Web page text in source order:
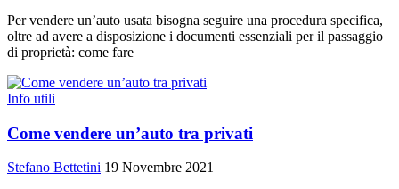
Per vendere un’auto usata bisogna seguire una procedura specifica,
oltre ad avere a disposizione i documenti essenziali per il passaggio
di proprietà: come fare
Info utili
Come vendere un’auto tra privati
Stefano Bettetini 19 Novembre 2021